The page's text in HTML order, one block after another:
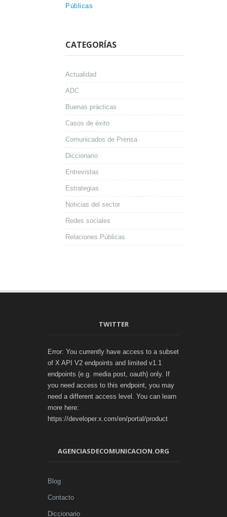
Públicas
CATEGORÍAS
Actualidad
ADC
Buenas prácticas
Casos de éxito
Comunicados de Prensa
Diccionario
Entrevistas
Estrategias
Noticias del sector
Redes sociales
Relaciones Públicas
TWITTER
Error: You currently have access to a subset
of X API V2 endpoints and limited v1.1
endpoints (e.g. media post, oauth) only. If
you need access to this endpoint, you may
need a different access level. You can learn
more here:
https://developer.x.com/en/portal/product
AGENCIASDECOMUNICACION.ORG
Blog
Contacto
Diccionario